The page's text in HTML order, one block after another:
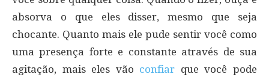
absorva o que eles disser, mesmo que seja
chocante. Quanto mais ele pude sentir você como
uma presença forte e constante através de sua
agitação, mais eles vão confiar que você pode